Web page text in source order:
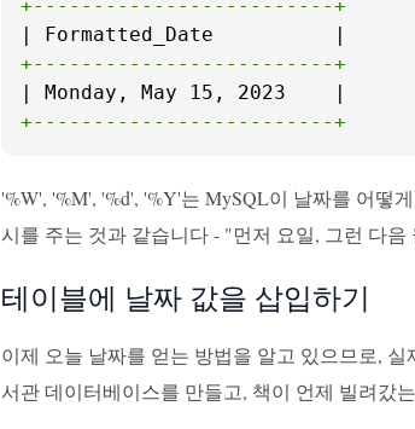
+-------------------------+
+-------------------------+
+-------------------------+
'%W', '%M', '%d', '%Y'는 MySQL이 날짜를 어떻
시를 주는 것과 같습니다 - "먼저 요일, 그런 다
테이블에 날짜 값을 삽입하기
이제 오늘 날짜를 얻는 방법을 알고 있으므로,
서관 데이터베이스를 만들고, 책이 언제 빌려갔